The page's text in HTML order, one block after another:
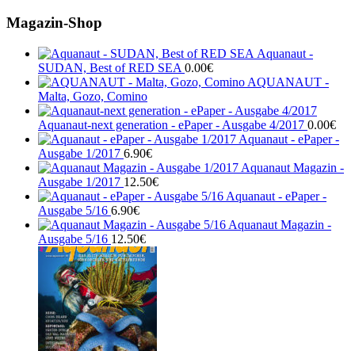
Magazin-Shop
Aquanaut -
SUDAN, Best of RED SEA 0.00€
AQUANAUT -
Malta, Gozo, Comino
Aquanaut-next generation - ePaper - Ausgabe 4/2017 0.00€
Aquanaut - ePaper -
Ausgabe 1/2017 6.90€
Aquanaut Magazin -
Ausgabe 1/2017 12.50€
Aquanaut - ePaper -
Ausgabe 5/16 6.90€
Aquanaut Magazin -
Ausgabe 5/16 12.50€